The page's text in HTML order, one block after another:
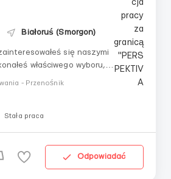
Białoruś (Smorgon)
się naszymi
właściwego wyboru,
NAS — to godziwe wynagrodzenie i
do
w
- Przenośnik
Stała praca
Odpowiadać